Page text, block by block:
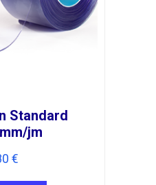
Standard
jm
€